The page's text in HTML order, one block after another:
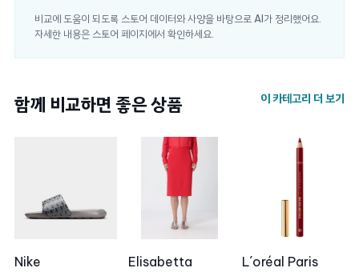
비교에 도움이 되도록 스토어 데이터와 사양을 바탕으로 AI가 정리했어요.
자세한 내용은 스토어 페이지에서 확인하세요.
함께 비교하면 좋은 상품 이 카테고리 더 보기
Nike
Elisabetta
L´oréal Paris